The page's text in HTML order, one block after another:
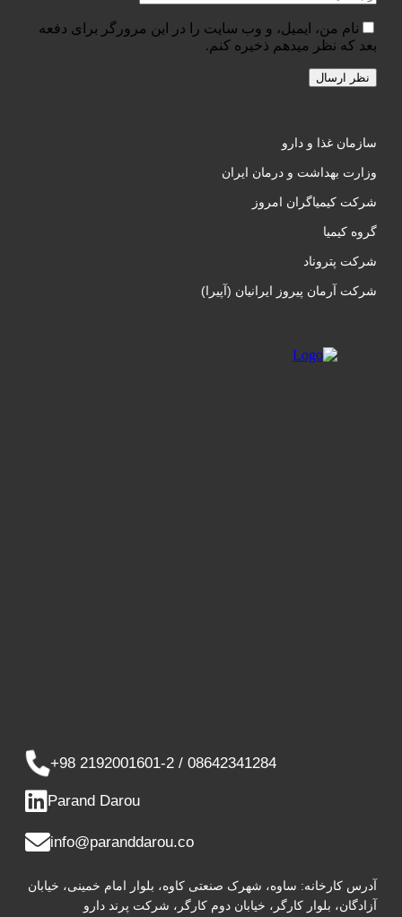
نام من، ایمیل، و وب سایت را در این مرورگر برای دفعه
که نظر میدهم ذخیره کنم.
غذا و دارو
بهداشت و درمان ایران
کیمیاگران امروز
کیمیا
پتروناد
آرمان پیروز ایرانیان (آپیرا)
+98 2192001601-2 / 08642341284
Parand Darou
info@paranddarou.co
کارخانه: ساوه، شهرک صنعتی کاوه، بلوار امام خمینی، خیابان
بلوار کارگر، خیابان دوم کارگر، شرکت پرند دارو